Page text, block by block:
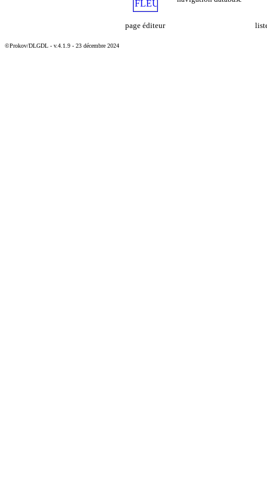
page éditeur
©Prokov/DLGDL - v.4.1.9 - 23 décembre 2024